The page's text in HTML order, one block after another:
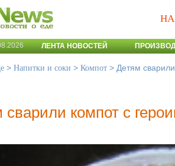
ЛЕНТА НОВОСТЕЙ
> Напитки и соки > Компот > Детям
сварили компот с